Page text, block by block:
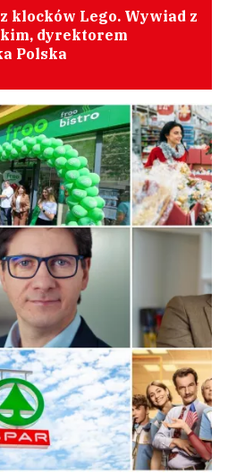
klocków Lego. Wywiad z
dyrektorem
Polska